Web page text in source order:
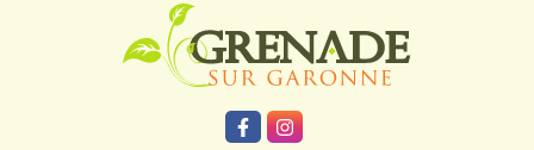
Lien vers le compte Facebook
Lien vers le compte